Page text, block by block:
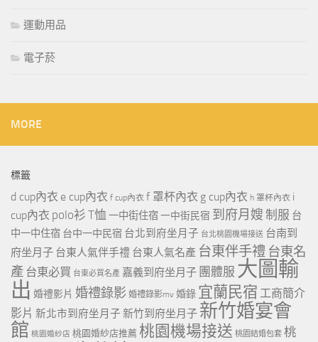
運動用品
電子菸
MORE
標籤
d cup內衣 e cup內衣 f cup內衣 f 罩杯內衣 g cup內衣 h 罩杯內衣 i
cup內衣 polo衫 T恤 一中街住宿一中街民宿 到府月嫂 制服 台
中一中住宿 台中一中民宿 台北到府坐月子 台北桃園機場接送 台南到
府坐月子 台東人氣伴手禮 台東人氣名產 台東伴手禮 台東名
產 台東必買 台東必買名產 嘉義到府坐月子 團體服 大圖輸
出 婚禮影片 婚禮錄影 婚禮錄影mv 婚錄 宜蘭民宿 工商簡介
影片 新北市到府坐月子 新竹到府坐月子 新竹婚宴會
館 桃園婚紗店 桃園婚紗店推薦 桃園機場接送 桃園結婚包套 桃